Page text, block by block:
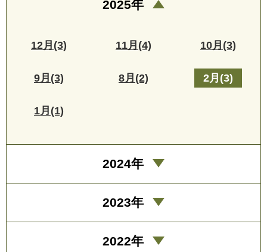
2025年
12月(3) 11月(4) 10月(3)
9月(3) 8月(2) 2月(3)
1月(1)
2024年
2023年
2022年